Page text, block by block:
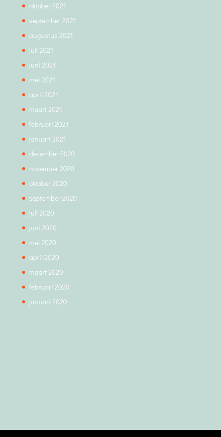
oktober 2021
september 2021
augustus 2021
juli 2021
juni 2021
mei 2021
april 2021
maart 2021
februari 2021
januari 2021
december 2020
november 2020
oktober 2020
september 2020
juli 2020
juni 2020
mei 2020
april 2020
maart 2020
februari 2020
januari 2020